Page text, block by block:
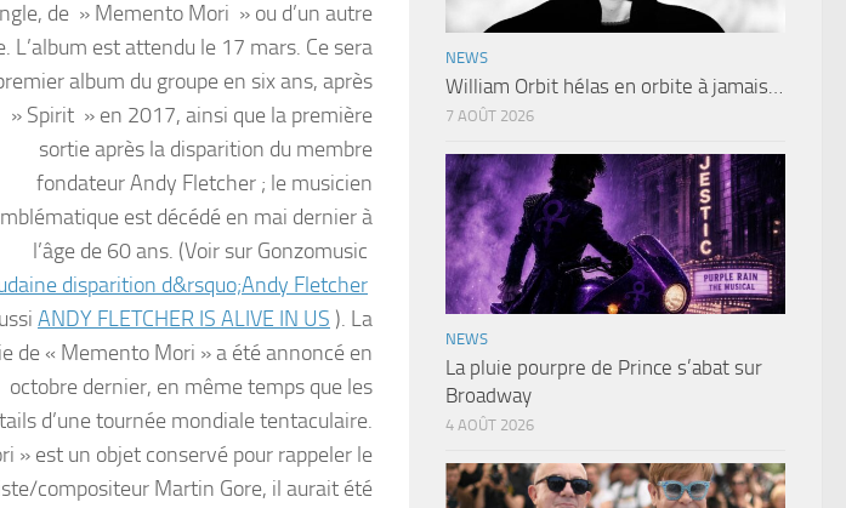
de » Memento Mori » ou d’un autre
L’album est attendu le 17 mars. Ce sera
album du groupe en six ans, après
» Spirit » en 2017, ainsi que la première
sortie après la disparition du membre
fondateur Andy Fletcher ; le musicien
est décédé en mai dernier à
l’âge de 60 ans. (Voir sur Gonzomusic
disparition d&rsquo;Andy Fletcher
ANDY FLETCHER IS ALIVE IN US ). La
de « Memento Mori » a été annoncé en
octobre dernier, en même temps que les
d’une tournée mondiale tentaculaire.
» est un objet conservé pour rappeler le
compositeur Martin Gore, il aurait été
NEWS
William Orbit hélas en orbite à jamais…
7 AOÛT 2026
NEWS
La pluie pourpre de Prince s’abat sur
Broadway
4 AOÛT 2026